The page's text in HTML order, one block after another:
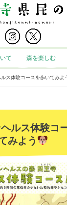
て 森を楽しむ
ルス体験コースを歩いてみよ
ルス体験コ
みよう